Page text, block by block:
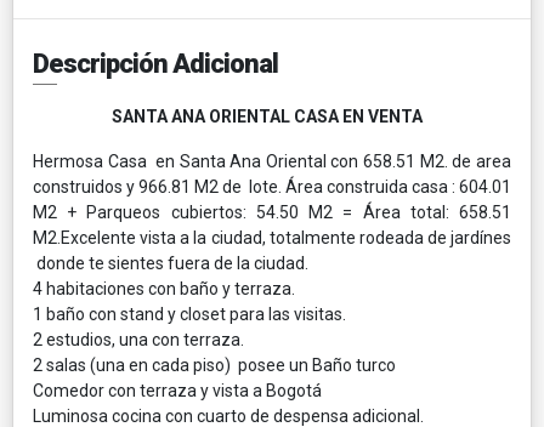
Descripción Adicional
SANTA ANA ORIENTAL CASA EN VENTA
Hermosa Casa en Santa Ana Oriental con 658.51 M2. de area
construidos y 966.81 M2 de lote. Área construida casa : 604.01
M2 + Parqueos cubiertos: 54.50 M2 = Área total: 658.51
M2.Excelente vista a la ciudad, totalmente rodeada de jardínes
donde te sientes fuera de la ciudad.
4 habitaciones con baño y terraza.
1 baño con stand y closet para las visitas.
2 estudios, una con terraza.
2 salas (una en cada piso) posee un Baño turco
Comedor con terraza y vista a Bogotá
Luminosa cocina con cuarto de despensa adicional.